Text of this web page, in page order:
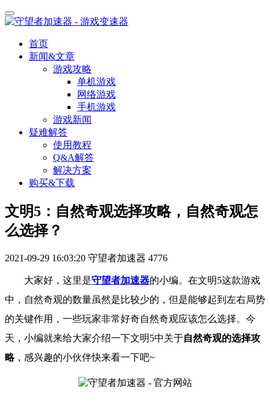
首页
新闻&文章
游戏攻略
单机游戏
网络游戏
手机游戏
游戏新闻
疑难解答
使用教程
Q&A解答
解决方案
购买&下载
文明5：自然奇观选择攻略，自然奇观怎
么选择？
2021-09-29 16:03:20 守望者加速器 4776
大家好，这里是守望者加速器的小编。 在文明5这款游戏
中，自然奇观的数量虽然是比较少的，但是能够起到左右局势
的关键作用，一些玩家非常好奇自然奇观应该怎么选择。 今
天，小编就来给大家介绍一下文明5中关于自然奇观的选择攻
略， 感兴趣的小伙伴快来看一下吧~